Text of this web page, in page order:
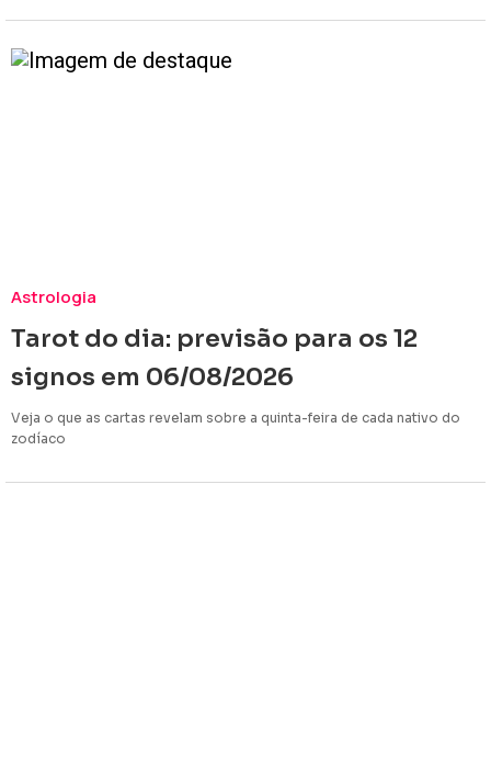
Astrologia
Tarot do dia: previsão para os 12
signos em 06/08/2026
Veja o que as cartas revelam sobre a quinta-feira de cada nativo do
zodíaco